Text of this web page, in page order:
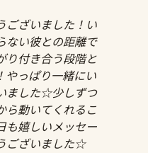
ございました！い
ない彼との距離で
り付き合う段階と
やっぱり一緒にい
ました☆少しずつ
ら動いてくれるこ
も嬉しいメッセー
ございました☆